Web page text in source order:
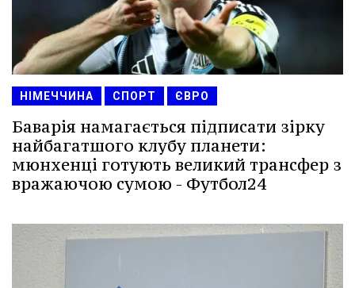
НІМЕЧЧИНА СПОРТ ЄВРО
Баварія намагається підписати зірку
найбагатшого клубу планети:
мюнхенці готують великий трансфер з
вражаючою сумою - Футбол24